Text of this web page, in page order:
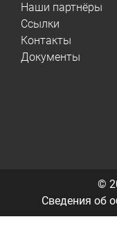
Наши партнёры
Ссылки
Контакты
Документы
©
Сведения об